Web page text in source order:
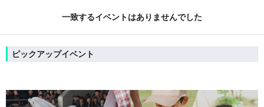
一致するイベントはありませんでした
ピックアップイベント